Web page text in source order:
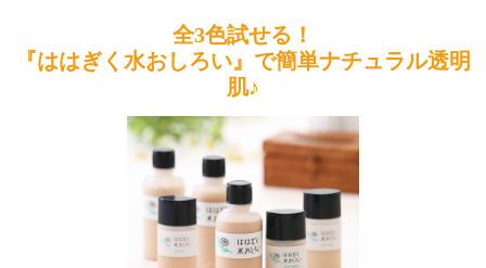
全3色試せる！
『ははぎく水おしろい』で簡単ナチュラル透明
肌♪